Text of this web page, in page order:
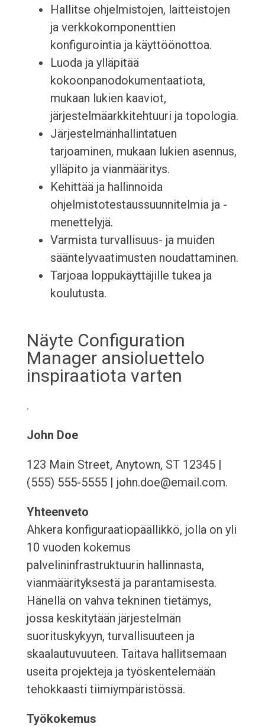
Hallitse ohjelmistojen, laitteistojen
ja verkkokomponenttien
konfigurointia ja käyttöönottoa.
Luoda ja ylläpitää
kokoonpanodokumentaatiota,
mukaan lukien kaaviot,
järjestelmäarkkitehtuuri ja topologia.
Järjestelmänhallintatuen
tarjoaminen, mukaan lukien asennus,
ylläpito ja vianmääritys.
Kehittää ja hallinnoida
ohjelmistotestaussuunnitelmia ja -
menettelyjä.
Varmista turvallisuus- ja muiden
sääntelyvaatimusten noudattaminen.
Tarjoaa loppukäyttäjille tukea ja
koulutusta.
Näyte Configuration
Manager ansioluettelo
inspiraatiota varten
.
John Doe
123 Main Street, Anytown, ST 12345 |
(555) 555-5555 | john.doe@email.com.
Yhteenveto
Ahkera konfiguraatiopäällikkö, jolla on yli
10 vuoden kokemus
palvelininfrastruktuurin hallinnasta,
vianmäärityksestä ja parantamisesta.
Hänellä on vahva tekninen tietämys,
jossa keskitytään järjestelmän
suorituskykyyn, turvallisuuteen ja
skaalautuvuuteen. Taitava hallitsemaan
useita projekteja ja työskentelemään
tehokkaasti tiimiympäristössä.
Työkokemus